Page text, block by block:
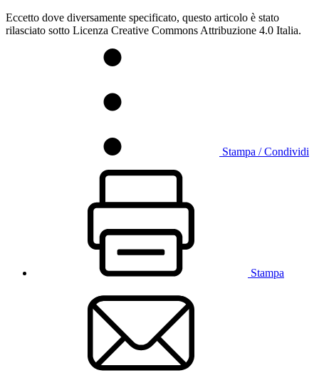
Eccetto dove diversamente specificato, questo articolo è stato
rilasciato sotto Licenza Creative Commons Attribuzione 4.0 Italia.
Stampa / Condividi
Stampa